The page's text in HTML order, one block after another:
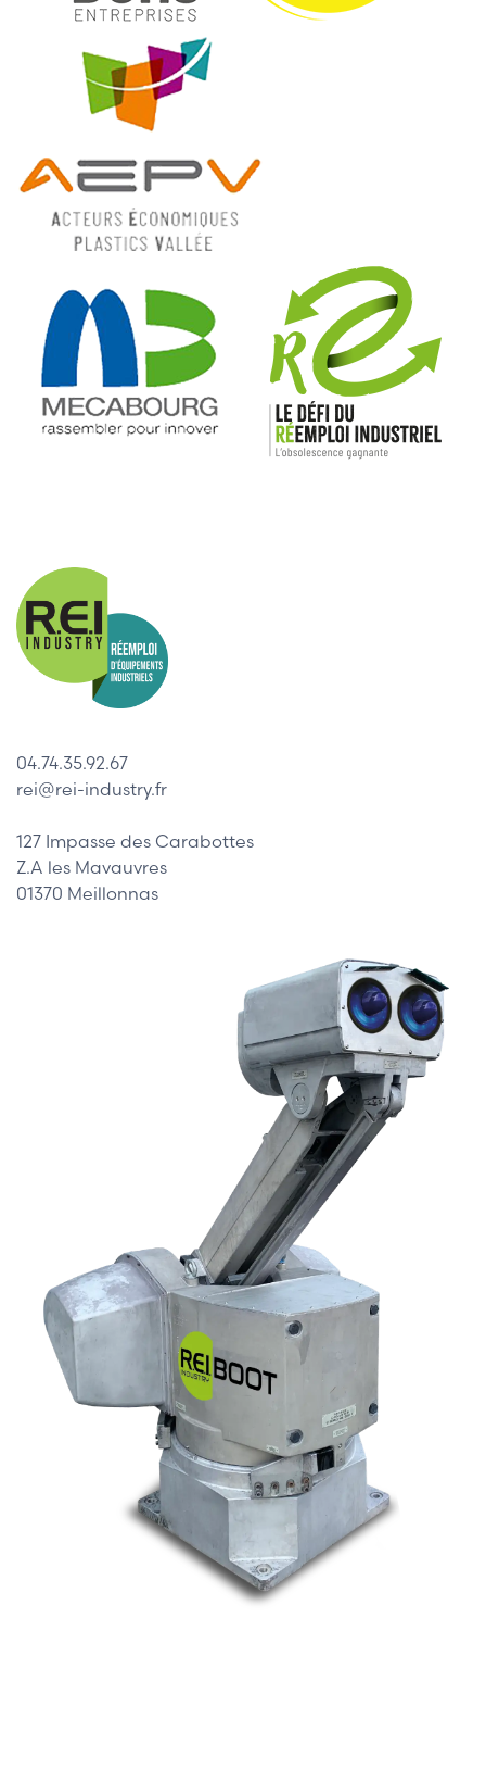
04.74.35.92.67
rei@rei-industry.fr
127 Impasse des Carabottes
Z.A les Mavauvres
01370 Meillonnas